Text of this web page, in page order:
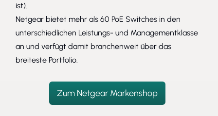
ist).
Netgear bietet mehr als 60 PoE Switches in den
unterschiedlichen Leistungs- und Managementklasse
an und verfügt damit branchenweit über das
breiteste Portfolio.
Zum Netgear Markenshop